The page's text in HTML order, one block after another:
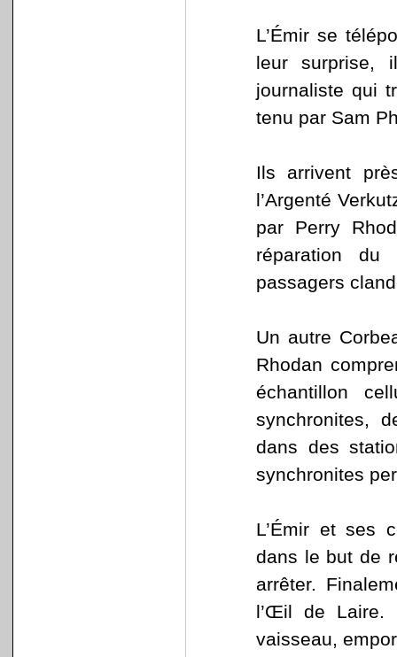
L’Émir se
leur surprise,
journaliste qui
tenu par Sam
Ils arrivent
l’Argenté
par Perry
réparation du
passagers
Un autre
Rhodan
échantillon
synchronites,
dans des
synchronites
L’Émir et ses
dans le but de
arrêter.
l’Œil de Laire.
vaisseau,